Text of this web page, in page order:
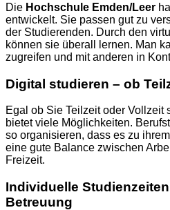
Die Hochschule Emden/Leer
entwickelt. Sie passen gut zu
der Studierenden. Durch den
können sie überall lernen. Man
zugreifen und mit anderen in
Digital studieren – ob
Egal ob Sie Teilzeit oder Vollzeit
bietet viele Möglichkeiten.
so organisieren, dass es zu
eine gute Balance zwischen
Freizeit.
Individuelle
Betreuung